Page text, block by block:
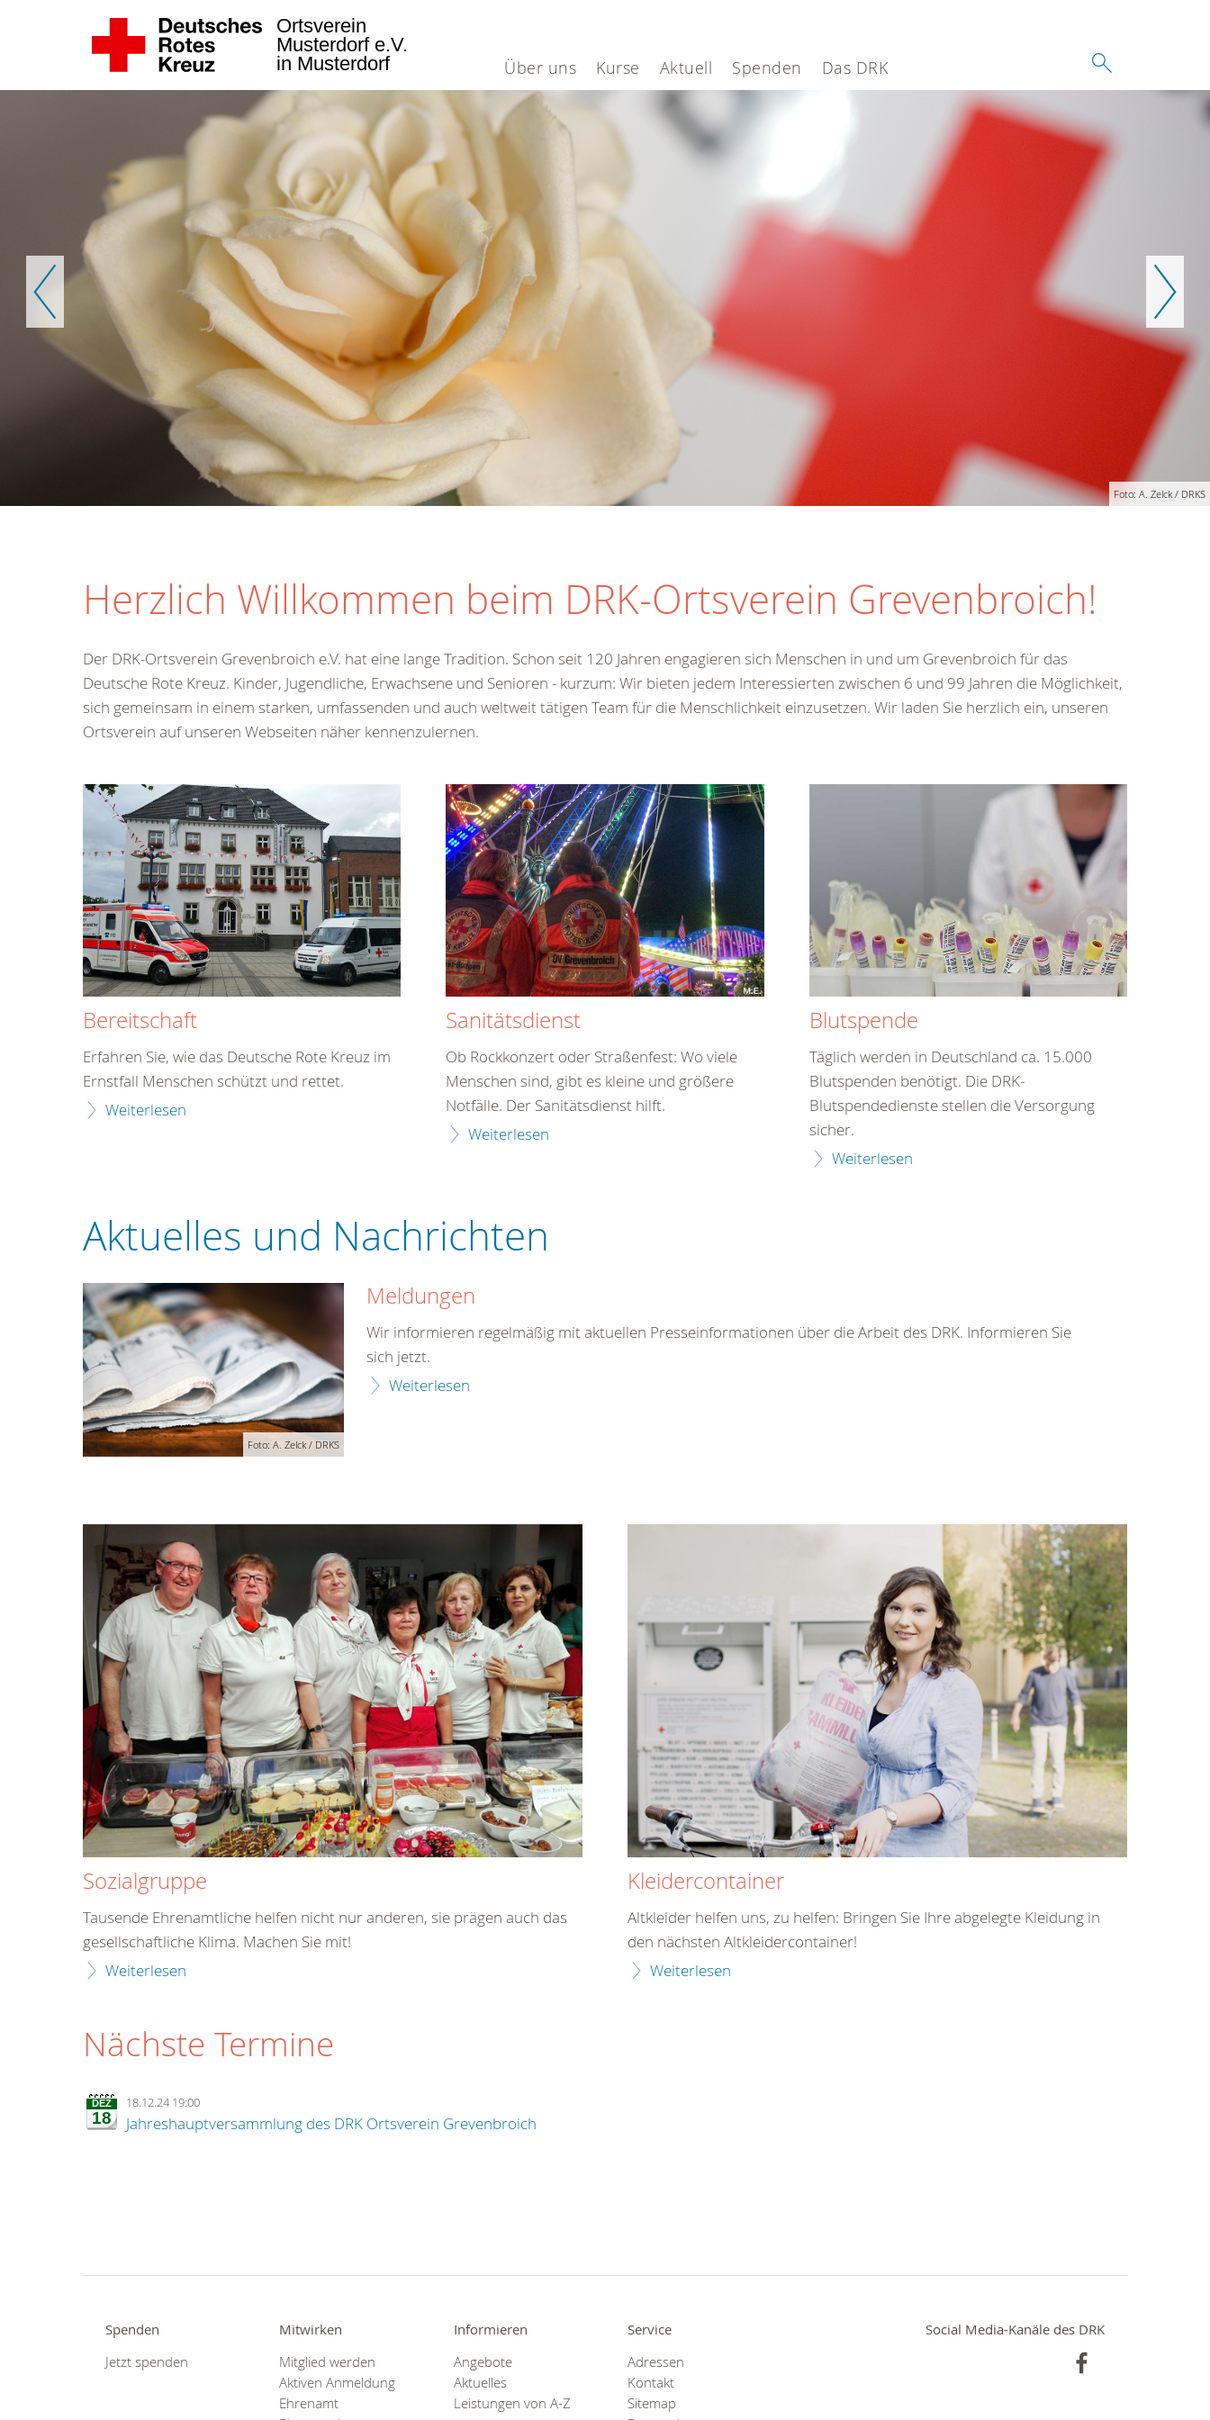
Über uns Kurse Aktuell Spenden Das DRK
Ortsverein
Musterdorf e.V.
in Musterdorf
Zurück
Foto: A. Zelck / DRKS
Weiter
Herzlich Willkommen beim DRK-Ortsverein Grevenbroich!
Der DRK-Ortsverein Grevenbroich e.V. hat eine lange Tradition. Schon seit 120 Jahren engagieren sich Menschen in und um Grevenbroich für das
Deutsche Rote Kreuz. Kinder, Jugendliche, Erwachsene und Senioren - kurzum: Wir bieten jedem Interessierten zwischen 6 und 99 Jahren die Möglichkeit,
sich gemeinsam in einem starken, umfassenden und auch weltweit tätigen Team für die Menschlichkeit einzusetzen. Wir laden Sie herzlich ein, unseren
Ortsverein auf unseren Webseiten näher kennenzulernen.
Bereitschaft
Erfahren Sie, wie das Deutsche Rote Kreuz im
Ernstfall Menschen schützt und rettet.
Weiterlesen
Sanitätsdienst
Ob Rockkonzert oder Straßenfest: Wo viele
Menschen sind, gibt es kleine und größere
Notfälle. Der Sanitätsdienst hilft.
Weiterlesen
Blutspende
Täglich werden in Deutschland ca. 15.000
Blutspenden benötigt. Die DRK-
Blutspendedienste stellen die Versorgung
sicher.
Weiterlesen
Aktuelles und Nachrichten
Foto: A. Zelck / DRKS
Meldungen
Wir informieren regelmäßig mit aktuellen Presseinformationen über die Arbeit des DRK. Informieren Sie
sich jetzt.
Weiterlesen
Sozialgruppe
Tausende Ehrenamtliche helfen nicht nur anderen, sie prägen auch das
gesellschaftliche Klima. Machen Sie mit!
Weiterlesen
Kleidercontainer
Altkleider helfen uns, zu helfen: Bringen Sie Ihre abgelegte Kleidung in
den nächsten Altkleidercontainer!
Weiterlesen
Nächste Termine
DEZ
18
18.12.24 19:00
Jahreshauptversammlung des DRK Ortsverein Grevenbroich
Spenden
Jetzt spenden
Mitwirken
Mitglied werden
Aktiven Anmeldung
Ehrenamt
Informieren
Angebote
Aktuelles
Leistungen von A-Z
Service
Adressen
Kontakt
Sitemap
Social Media-Kanäle des DRK